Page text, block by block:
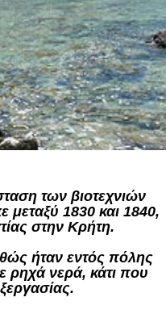
των βιοτεχνιών
1830 και 1840,
στην Κρήτη.
ήταν εντός πόλης
ρηχά νερά, κάτι που